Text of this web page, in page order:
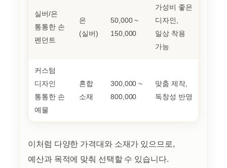
실버/은
통통한 손
펜던트
은
(실버)
50,000 ~
150,000
가성비 좋은
디자인,
일상 착용
가능
커스텀
디자인
통통한 손
예물
혼합
소재
300,000 ~
800,000
맞춤 제작,
독창성 반영
이처럼 다양한 가격대와 소재가 있으므로,
예산과 목적에 맞춰 선택할 수 있습니다.